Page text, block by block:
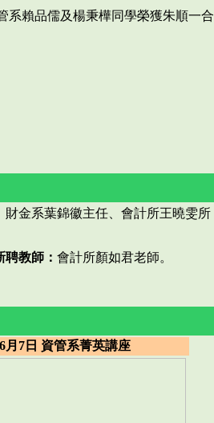
系賴品儒及楊秉樺同學榮獲朱順一合
財金系葉錦徽主任、會計所王曉雯所
聘教師： 會計所顏如君老師。
6月7日 資管系菁英講座